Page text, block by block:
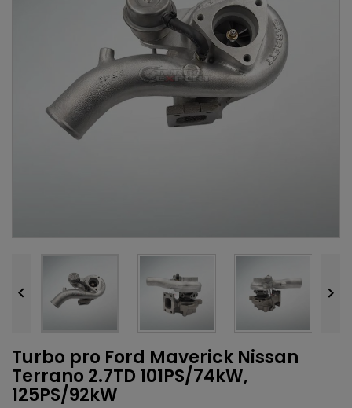
 
Turbo pro Ford Maverick Nissan
Terrano 2.7TD 101PS/74kW,
125PS/92kW